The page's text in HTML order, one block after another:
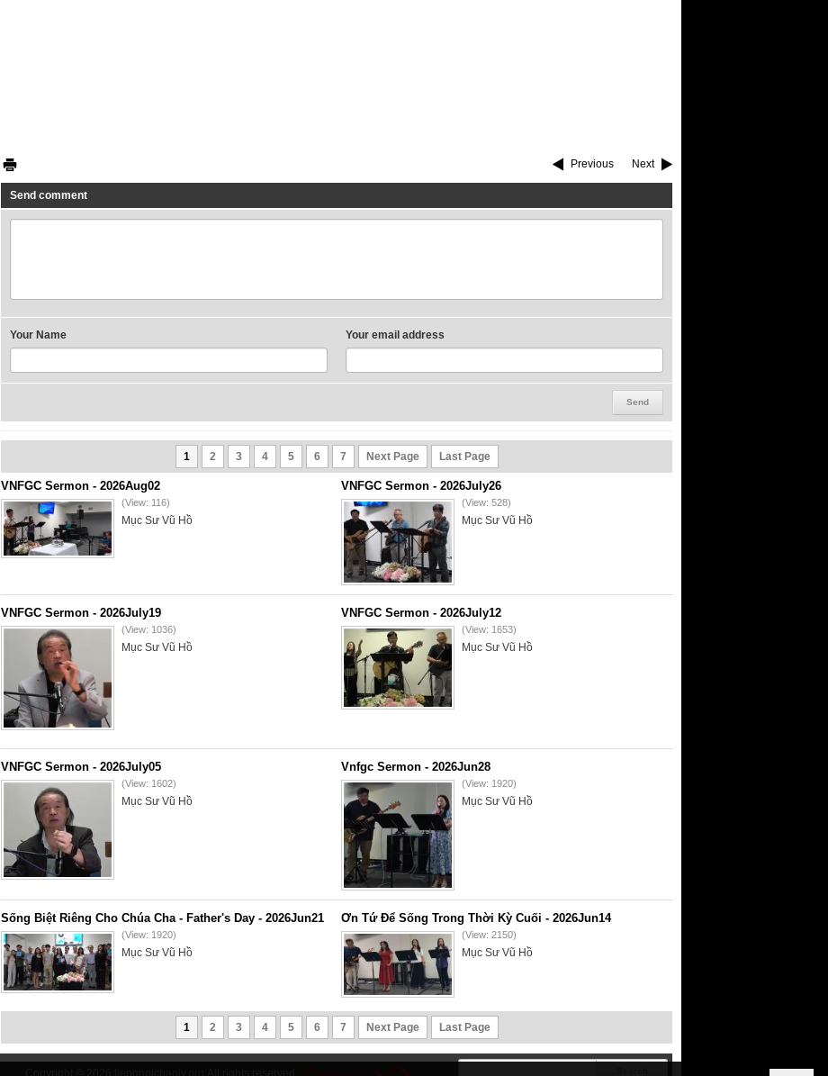
Previous Next
Send comment
Your Name Your email address
1 2 3 4 5 6 7 Next Page Last Page
VNFGC Sermon - 2026Aug02
(View: 116)
Mục Sư Vũ Hồ
VNFGC Sermon - 2026July26
(View: 528)
Mục Sư Vũ Hồ
VNFGC Sermon - 2026July19
(View: 1036)
Mục Sư Vũ Hồ
VNFGC Sermon - 2026July12
(View: 1653)
Mục Sư Vũ Hồ
VNFGC Sermon - 2026July05
(View: 1602)
Mục Sư Vũ Hồ
Vnfgc Sermon - 2026Jun28
(View: 1920)
Mục Sư Vũ Hồ
Sống Biệt Riêng Cho Chúa Cha - Father's Day - 2026Jun21
(View: 1920)
Mục Sư Vũ Hồ
Ơn Tứ Để Sống Trong Thời Kỳ Cuối - 2026Jun14
(View: 2150)
Mục Sư Vũ Hồ
1 2 3 4 5 6 7 Next Page Last Page